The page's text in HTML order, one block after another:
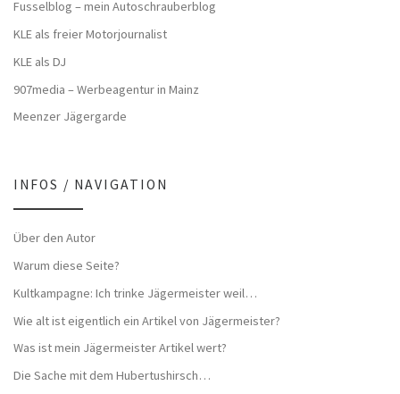
Fusselblog – mein Autoschrauberblog
KLE als freier Motorjournalist
KLE als DJ
907media – Werbeagentur in Mainz
Meenzer Jägergarde
INFOS / NAVIGATION
Über den Autor
Warum diese Seite?
Kultkampagne: Ich trinke Jägermeister weil…
Wie alt ist eigentlich ein Artikel von Jägermeister?
Was ist mein Jägermeister Artikel wert?
Die Sache mit dem Hubertushirsch…